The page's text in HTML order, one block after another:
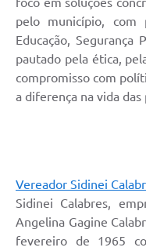
pelo município, com
Educação,
pautado pela ética,
compromisso com
a diferença na vida das
Vereador Sidinei
Sidinei Calabres,
Angelina Gagine
fevereiro de 1965